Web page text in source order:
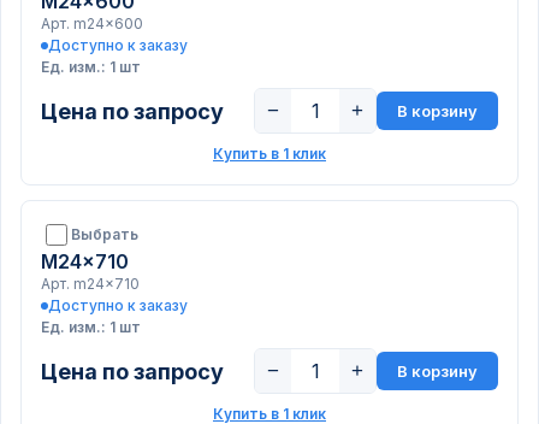
Арт. m24x600
Доступно к заказу
Ед. изм.: 1 шт
Цена по запросу − + В корзину
Купить в 1 клик
Выбрать
M24x710
Арт. m24x710
Доступно к заказу
Ед. изм.: 1 шт
Цена по запросу − + В корзину
Купить в 1 клик